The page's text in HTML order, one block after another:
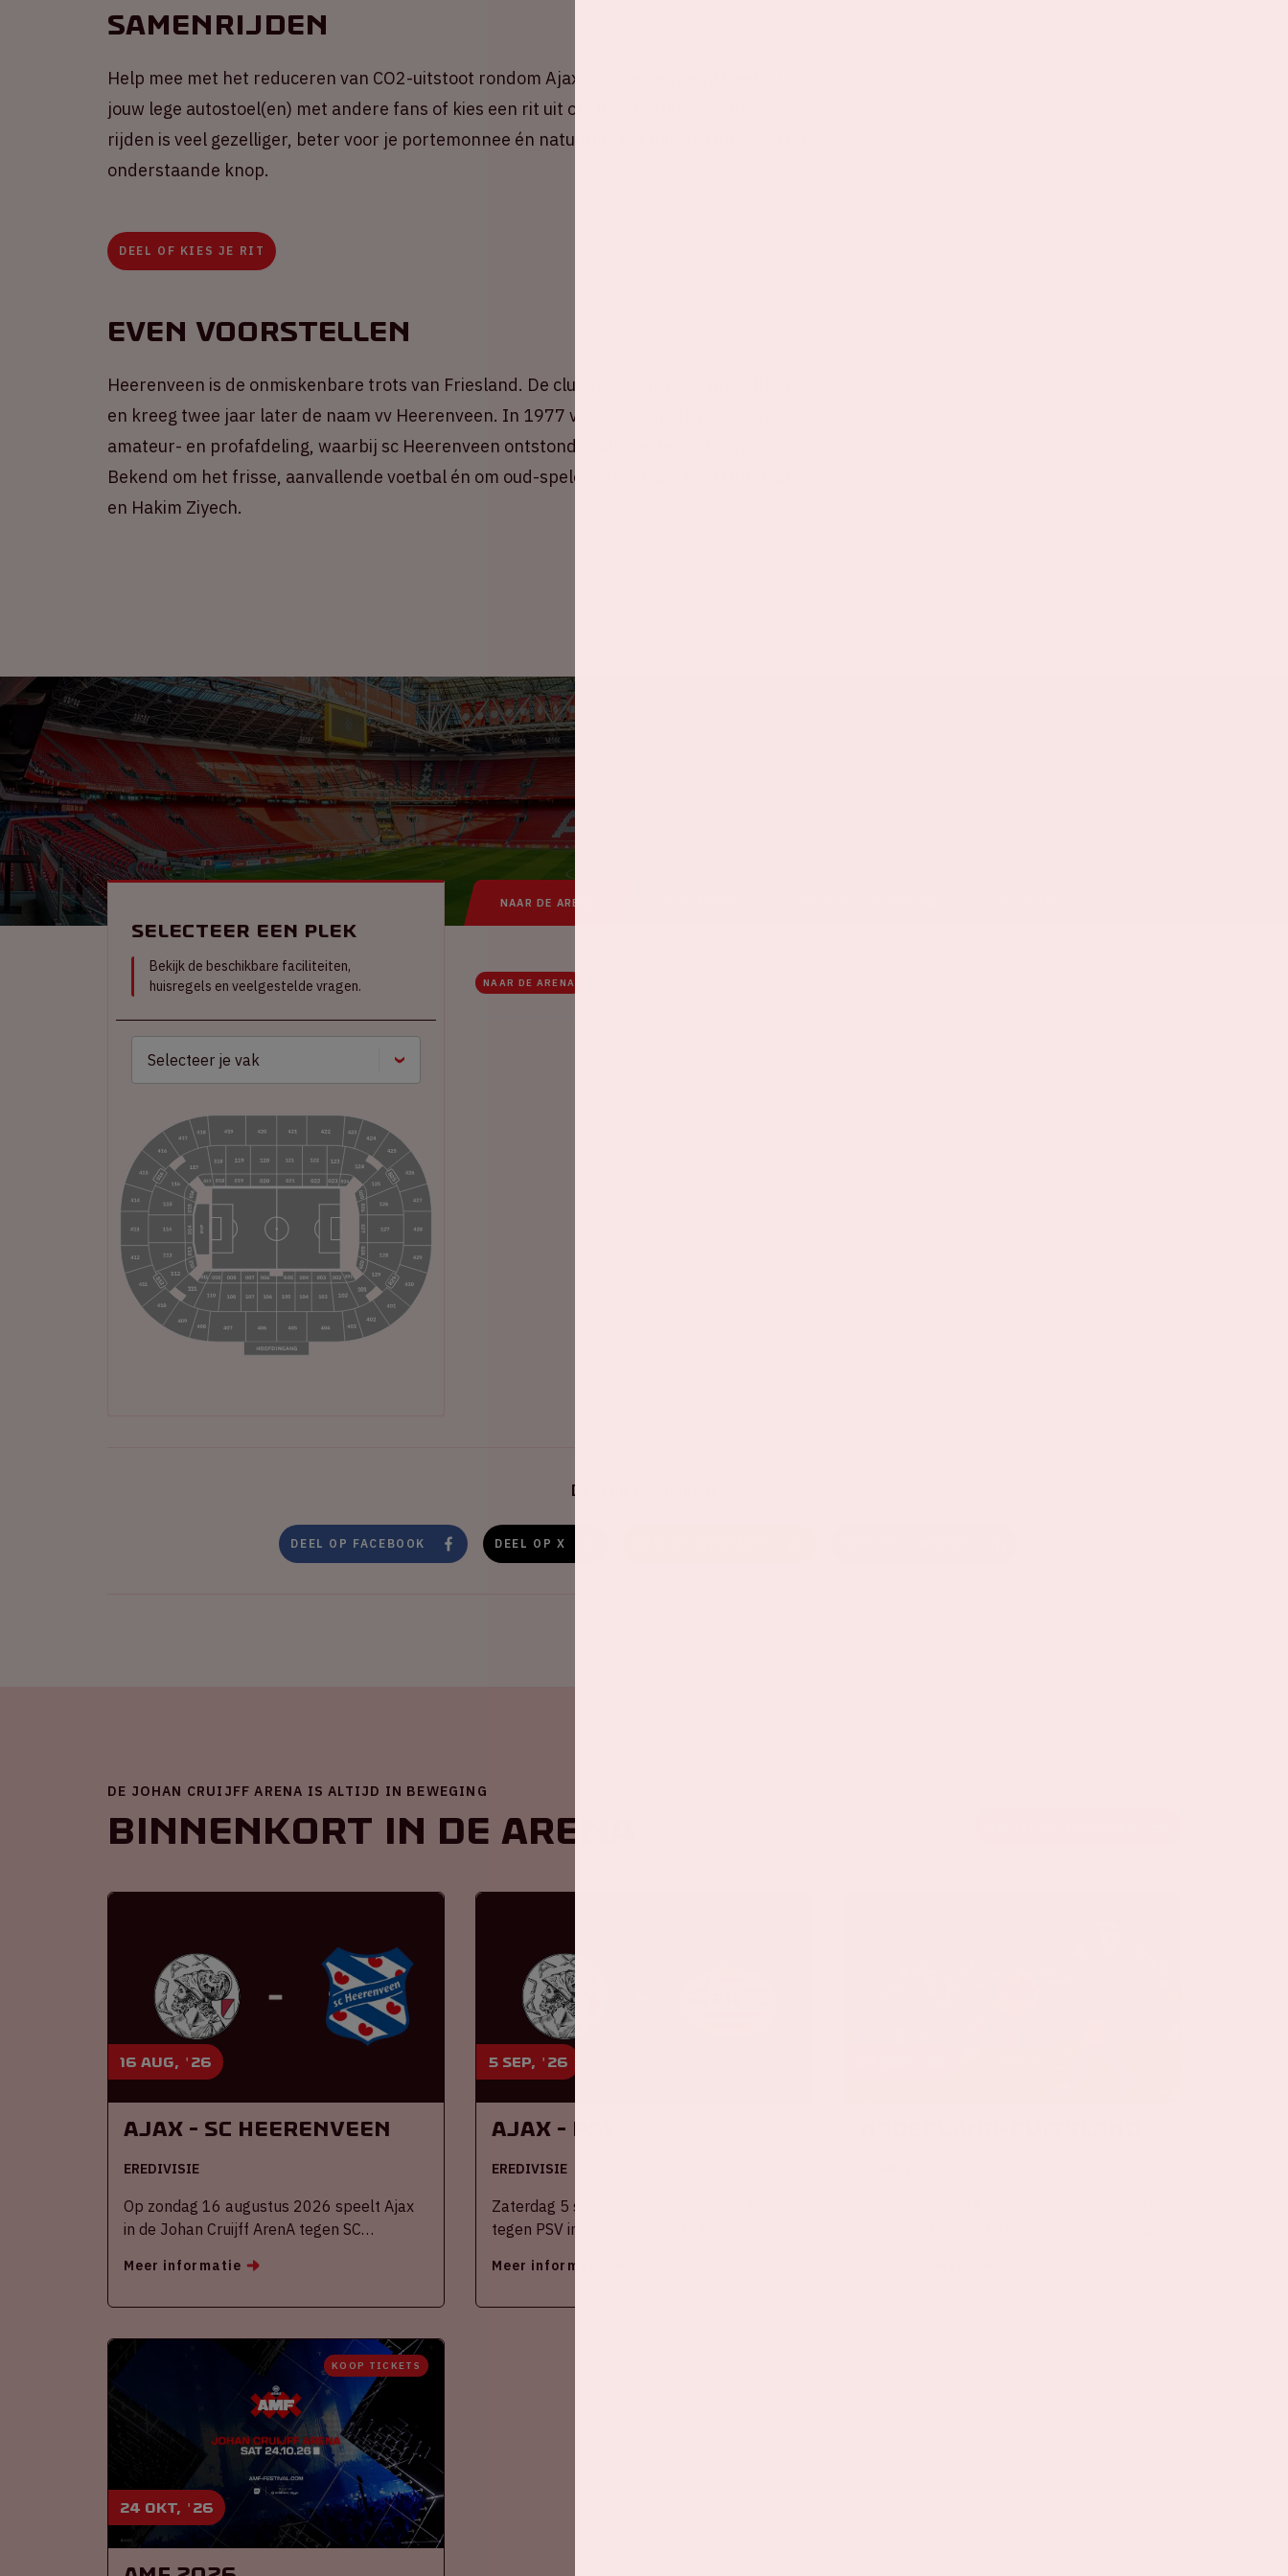
Samenrijden
Help mee met het reduceren van CO2-uitstoot rondom Ajax - sc Heerenveen! Deel nu
jouw lege autostoel(en) met andere fans of kies een rit uit om mee te rijden. Samen
rijden is veel gezelliger, beter voor je portemonnee én natuurlijk het milieu. Druk snel op
onderstaande knop.
DEEL OF KIES JE RIT
Even voorstellen
Heerenveen is de onmiskenbare trots van Friesland. De club begon in 1920 als Athleta
en kreeg twee jaar later de naam vv Heerenveen. In 1977 volgde de splitsing in een
amateur- en profafdeling, waarbij sc Heerenveen ontstond zoals we die nu kennen.
Bekend om het frisse, aanvallende voetbal én om oud-spelers als Klaas-Jan Huntelaar
en Hakim Ziyech.
NAAR DE ARENA
NAAR DE ARENA
Selecteer een plek
Bekijk de beschikbare faciliteiten,
huisregels en veelgestelde vragen.
Deel dit evenement
DEEL OP FACEBOOK DEEL OP X
DE JOHAN CRUIJFF ARENA IS ALTIJD IN BEWEGING
Binnenkort in de ArenA
16 aug, '26
Ajax - SC Heerenveen
EREDIVISIE
Op zondag 16 augustus 2026 speelt Ajax
in de Johan Cruijff ArenA tegen SC
Meer informatie
5 sep, '26
Ajax - PSV
EREDIVISIE
Zaterdag 5 september 2026 speelt Ajax
tegen PSV in de Johan Cruijff ArenA.
Meer informatie
24 okt, '26
KOOP TICKETS